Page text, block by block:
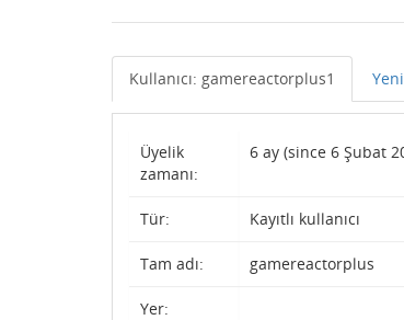
Kullanıcı: gamereactorplus1
Üyelik
zamanı:
6 ay (since 6 Şubat
Tür: Kayıtlı kullanıcı
Tam adı: gamereactorplus
Yer: